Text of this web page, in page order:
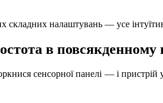
налаштувань — усе
в повсякденному
сенсорної панелі — і